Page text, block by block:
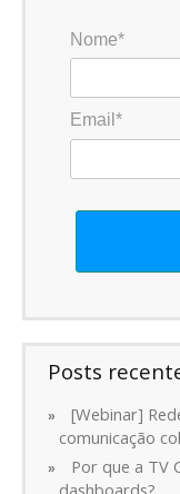
Nome*
Email*
Posts
[Webinar]
comunicação
Por que a TV